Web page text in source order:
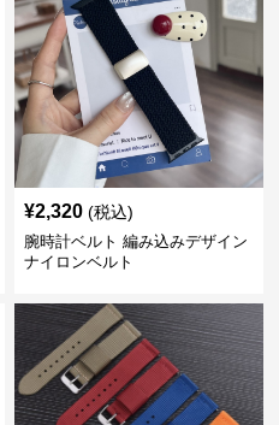
¥2,320 (税込)
腕時計ベルト 編み込みデザイン
ナイロンベルト